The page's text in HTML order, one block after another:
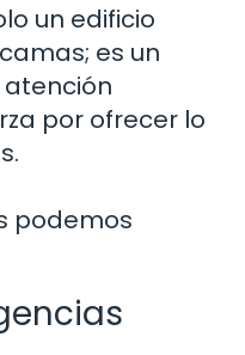
un edificio
es un
por ofrecer lo
podemos